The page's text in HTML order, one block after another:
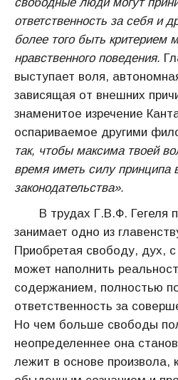
ответственность за себя и
более того быть критерием
нравственного поведения.
выступает воля,
зависящая от внешних
знаменитое изречение
оспариваемое другими
так, чтобы максима твоей
время иметь силу принципа
законодательства».
В трудах Г.В.Ф. Гегеля
занимает одно из
Приобретая свободу, дух, с
может наполнить
содержанием, полностью
ответственность за
Но чем больше свободы
неопределеннее она
лежит в основе произвола,